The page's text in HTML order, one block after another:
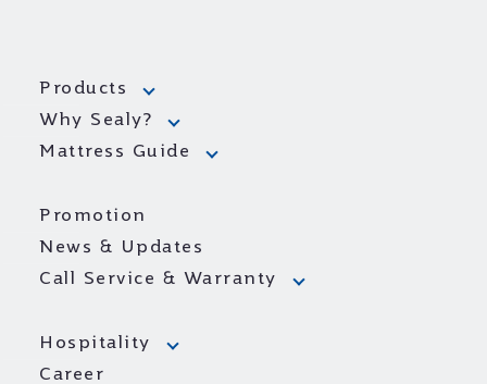
Products
Why Sealy?
Mattress Guide
Promotion
News & Updates
Call Service & Warranty
Hospitality
Career